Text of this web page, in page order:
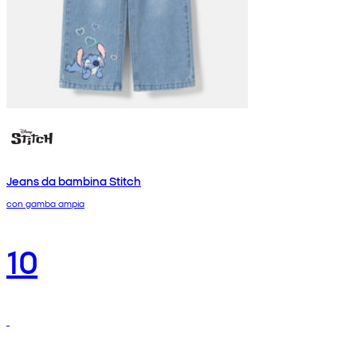
Jeans da bambina Stitch
con gamba ampia
10